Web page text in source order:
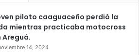
piloto caaguaceño perdió la
mientras practicaba motocross
Areguá.
14, 2024